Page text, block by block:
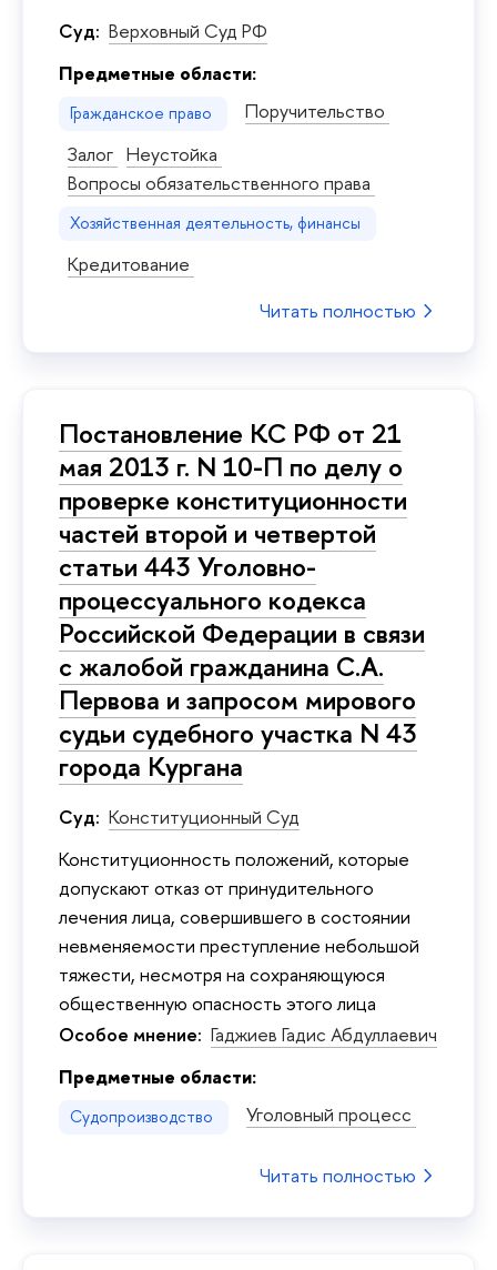
Суд: Верховный Суд РФ
Предметные области:
Гражданское право
Поручительство
Залог Неустойка
Вопросы обязательственного права
Хозяйственная деятельность, финансы
Кредитование
Читать полностью
Постановление КС РФ от 21
мая 2013 г. N 10-П по делу о
проверке конституционности
частей второй и четвертой
статьи 443 Уголовно-
процессуального кодекса
Российской Федерации в связи
с жалобой гражданина С.А.
Первова и запросом мирового
судьи судебного участка N 43
города Кургана
Суд: Конституционный Суд
Конституционность положений, которые
допускают отказ от принудительного
лечения лица, совершившего в состоянии
невменяемости преступление небольшой
тяжести, несмотря на сохраняющуюся
общественную опасность этого лица
Особое мнение: Гаджиев Гадис Абдуллаевич
Предметные области:
Судопроизводство Уголовный процесс
Читать полностью